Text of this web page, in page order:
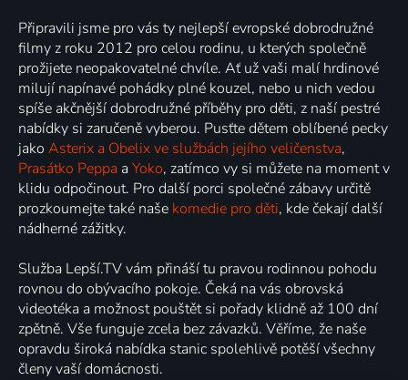
Připravili jsme pro vás ty nejlepší evropské dobrodružné
filmy z roku 2012 pro celou rodinu, u kterých společně
prožijete neopakovatelné chvíle. Ať už vaši malí hrdinové
milují napínavé pohádky plné kouzel, nebo u nich vedou
spíše akčnější dobrodružné příběhy pro děti, z naší pestré
nabídky si zaručeně vyberou. Pusťte dětem oblíbené pecky
jako Asterix a Obelix ve službách jejího veličenstva,
Prasátko Peppa a Yoko, zatímco vy si můžete na moment v
klidu odpočinout. Pro další porci společné zábavy určitě
prozkoumejte také naše komedie pro děti, kde čekají další
nádherné zážitky.
Služba Lepší.TV vám přináší tu pravou rodinnou pohodu
rovnou do obývacího pokoje. Čeká na vás obrovská
videotéka a možnost pouštět si pořady klidně až 100 dní
zpětně. Vše funguje zcela bez závazků. Věříme, že naše
opravdu široká nabídka stanic spolehlivě potěší všechny
členy vaší domácnosti.